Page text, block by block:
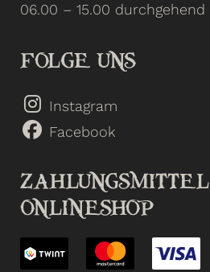
06.00 – 15.00 durchgehend
FOLGE UNS
Instagram
Facebook
ZAHLUNGSMITTEL
ONLINESHOP